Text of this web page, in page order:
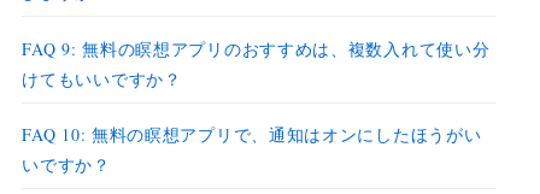
FAQ 9: 無料の瞑想アプリのおすすめは、複数入れて使い分
けてもいいですか？
FAQ 10: 無料の瞑想アプリで、通知はオンにしたほうがい
いですか？